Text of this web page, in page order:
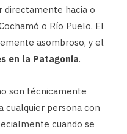
directamente hacia o
o Río Puelo. El
asombroso, y el
en la Patagonia.
son técnicamente
cualquier persona con
cuando se